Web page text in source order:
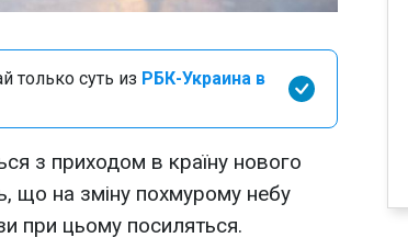
только суть из РБК-Украина в
з приходом в країну нового
що на зміну похмурому небу
при цьому посиляться.